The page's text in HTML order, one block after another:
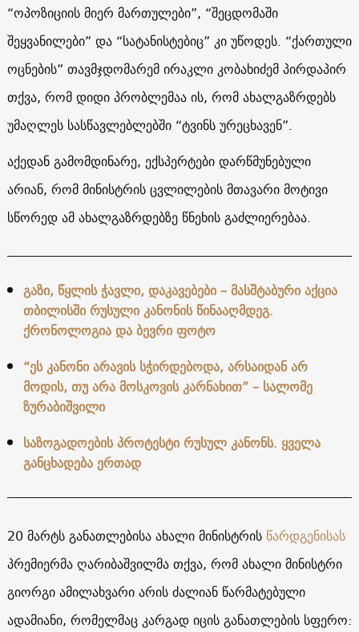
“ოპოზიციის მიერ მართულები”, “შეცდომაში
შეყვანილები” და “სატანისტებიც” კი უწოდეს. “ქართული
ოცნების” თავმჯდომარემ ირაკლი კობახიძემ პირდაპირ
თქვა, რომ დიდი პრობლემაა ის, რომ ახალგაზრდებს
უმაღლეს სასწავლებლებში “ტვინს ურეცხავენ”.
აქედან გამომდინარე, ექსპერტები დარწმუნებული
არიან, რომ მინისტრის ცვლილების მთავარი მოტივი
სწორედ ამ ახალგაზრდებზე წნეხის გაძლიერებაა.
გაზი, წყლის ჭავლი, დაკავებები – მასშტაბური აქცია
თბილისში რუსული კანონის წინააღმდეგ.
ქრონოლოგია და ბევრი ფოტო
“ეს კანონი არავის სჭირდებოდა, არსაიდან არ
მოდის, თუ არა მოსკოვის კარნახით” – სალომე
ზურაბიშვილი
საზოგადოების პროტესტი რუსულ კანონს. ყველა
განცხადება ერთად
20 მარტს განათლებისა ახალი მინისტრის წარდგენისას
პრემიერმა ღარიბაშვილმა თქვა, რომ ახალი მინისტრი
გიორგი ამილახვარი არის ძალიან წარმატებული
ადამიანი, რომელმაც კარგად იცის განათლების სფერო: